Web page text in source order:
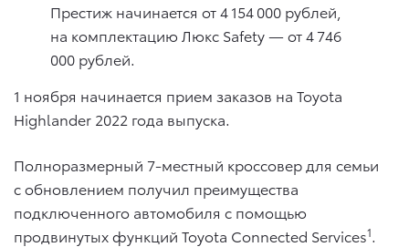
Престиж начинается от 4 154 000 рублей,
на комплектацию Люкс Safety — от 4 746
000 рублей.
1 ноября начинается прием заказов на Toyota
Highlander 2022 года выпуска.
Полноразмерный 7-местный кроссовер для семьи
с обновлением получил преимущества
подключенного автомобиля с помощью
продвинутых функций Toyota Connected Services1.